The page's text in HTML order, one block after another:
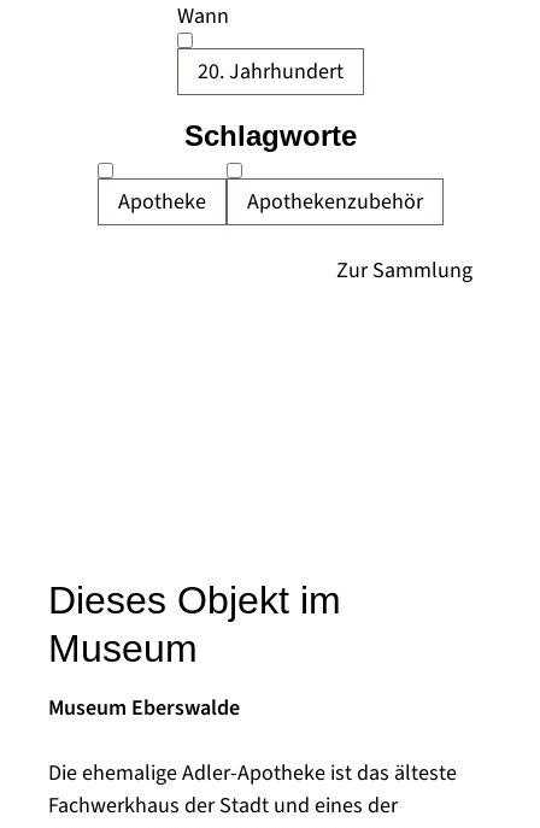
Wann
20. Jahrhundert
Apotheke Apothekenzubehör
Schlagworte
Dieses Objekt im
Museum
Museum Eberswalde
Die ehemalige Adler-Apotheke ist das älteste
Fachwerkhaus der Stadt und eines der